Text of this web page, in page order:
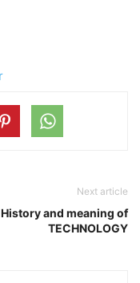
Next article
History and meaning of
TECHNOLOGY